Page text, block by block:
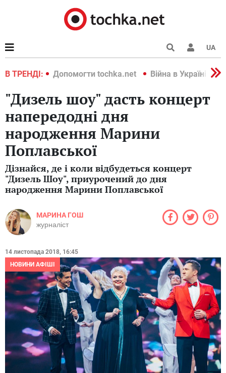
UA
В ТРЕНДІ:
2022 Допомогти tochka.net Війна в Україні 2022
"Дизель шоу" дасть концерт
напередодні дня
народження Марини
Поплавської
Дізнайся, де і коли відбудеться концерт
"Дизель Шоу", приурочений до дня
народження Марини Поплавської
МАРИНА ГОШ
журналіст
14 листопада 2018, 16:45
НОВИНИ АФІШІ